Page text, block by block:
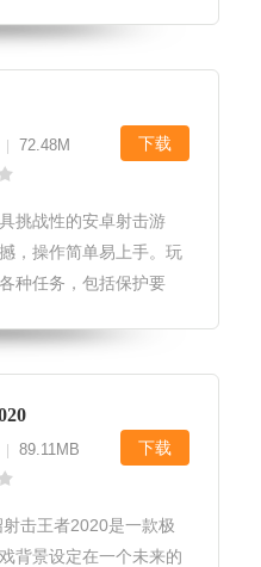
了新的武器和装备，修
72.48M 下载
挑战性的安卓射击游
，操作简单易上手。玩
种任务，包括保护要
射击游戏。游戏更新1.
89.11MB 下载
击王者2020是一款极
背景设定在一个未来的